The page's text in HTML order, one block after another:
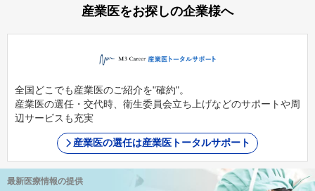
産業医をお探しの企業様へ
全国どこでも産業医のご紹介を"確約"。
産業医の選任・交代時、衛生委員会立ち上げなどのサポートや周
辺サービスも充実
産業医の選任は産業医トータルサポート
最新医療情報の提供